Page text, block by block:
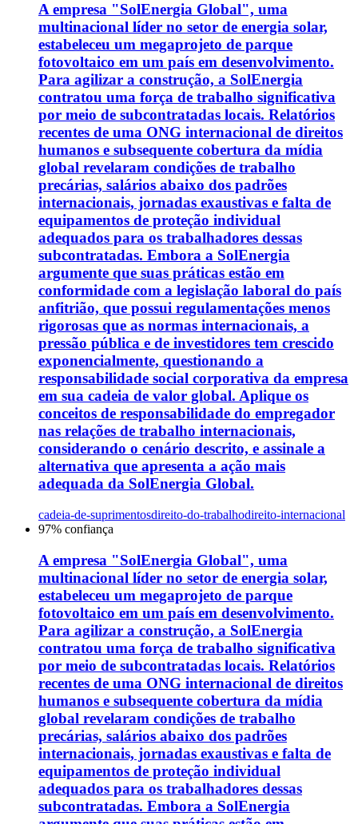
A empresa "SolEnergia Global", uma
multinacional líder no setor de energia solar,
estabeleceu um megaprojeto de parque
fotovoltaico em um país em desenvolvimento.
Para agilizar a construção, a SolEnergia
contratou uma força de trabalho significativa
por meio de subcontratadas locais. Relatórios
recentes de uma ONG internacional de direitos
humanos e subsequente cobertura da mídia
global revelaram condições de trabalho
precárias, salários abaixo dos padrões
internacionais, jornadas exaustivas e falta de
equipamentos de proteção individual
adequados para os trabalhadores dessas
subcontratadas. Embora a SolEnergia
argumente que suas práticas estão em
conformidade com a legislação laboral do país
anfitrião, que possui regulamentações menos
rigorosas que as normas internacionais, a
pressão pública e de investidores tem crescido
exponencialmente, questionando a
responsabilidade social corporativa da empresa
em sua cadeia de valor global. Aplique os
conceitos de responsabilidade do empregador
nas relações de trabalho internacionais,
considerando o cenário descrito, e assinale a
alternativa que apresenta a ação mais
adequada da SolEnergia Global.
cadeia-de-suprimentosdireito-do-trabalhodireito-internacional
97% confiança
A empresa "SolEnergia Global", uma
multinacional líder no setor de energia solar,
estabeleceu um megaprojeto de parque
fotovoltaico em um país em desenvolvimento.
Para agilizar a construção, a SolEnergia
contratou uma força de trabalho significativa
por meio de subcontratadas locais. Relatórios
recentes de uma ONG internacional de direitos
humanos e subsequente cobertura da mídia
global revelaram condições de trabalho
precárias, salários abaixo dos padrões
internacionais, jornadas exaustivas e falta de
equipamentos de proteção individual
adequados para os trabalhadores dessas
subcontratadas. Embora a SolEnergia